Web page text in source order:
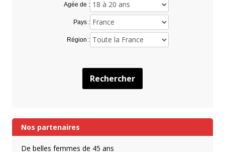
Agée de :
Pays :
Région :
Rechercher
Nos partenaires
De belles femmes de 45 ans